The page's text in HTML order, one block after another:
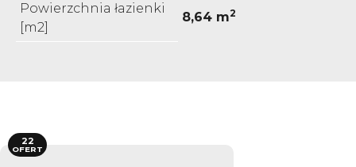
Powierzchnia łazienki
[m2]
8,64 m2
22
OFERT